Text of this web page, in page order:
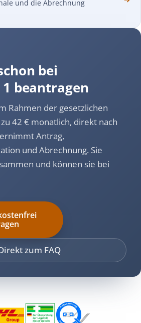
und die Abrechnung
bei
beantragen
Rahmen der gesetzlichen
42 € monatlich, direkt nach
Antrag,
und Abrechnung. Sie
und können sie bei
zum FAQ